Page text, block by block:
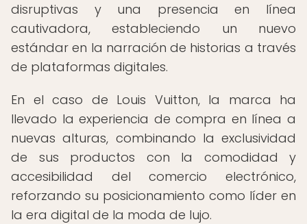
disruptivas y una presencia en línea
cautivadora, estableciendo un nuevo
estándar en la narración de historias a través
de plataformas digitales.
En el caso de Louis Vuitton, la marca ha
llevado la experiencia de compra en línea a
nuevas alturas, combinando la exclusividad
de sus productos con la comodidad y
accesibilidad del comercio electrónico,
reforzando su posicionamiento como líder en
la era digital de la moda de lujo.